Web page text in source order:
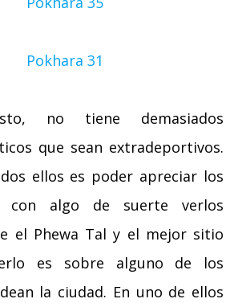
no tiene demasiados
que sean extradeportivos.
ellos es poder apreciar los
con algo de suerte verlos
el Phewa Tal y el mejor sitio
es sobre alguno de los
la ciudad. En uno de ellos